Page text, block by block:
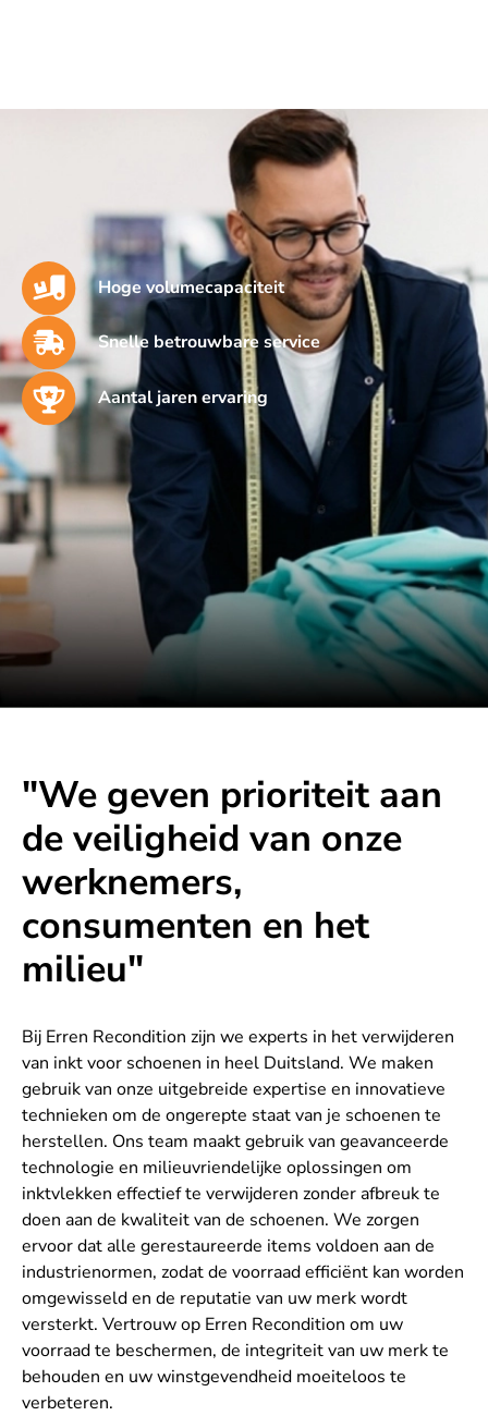
Hoge volumecapaciteit
Snelle betrouwbare service
Aantal jaren ervaring
"We geven prioriteit aan
de veiligheid van onze
werknemers,
consumenten en het
milieu"
Bij Erren Recondition zijn we experts in het verwijderen
van inkt voor schoenen in heel Duitsland. We maken
gebruik van onze uitgebreide expertise en innovatieve
technieken om de ongerepte staat van je schoenen te
herstellen. Ons team maakt gebruik van geavanceerde
technologie en milieuvriendelijke oplossingen om
inktvlekken effectief te verwijderen zonder afbreuk te
doen aan de kwaliteit van de schoenen. We zorgen
ervoor dat alle gerestaureerde items voldoen aan de
industrienormen, zodat de voorraad efficiënt kan worden
omgewisseld en de reputatie van uw merk wordt
versterkt. Vertrouw op Erren Recondition om uw
voorraad te beschermen, de integriteit van uw merk te
behouden en uw winstgevendheid moeiteloos te
verbeteren.